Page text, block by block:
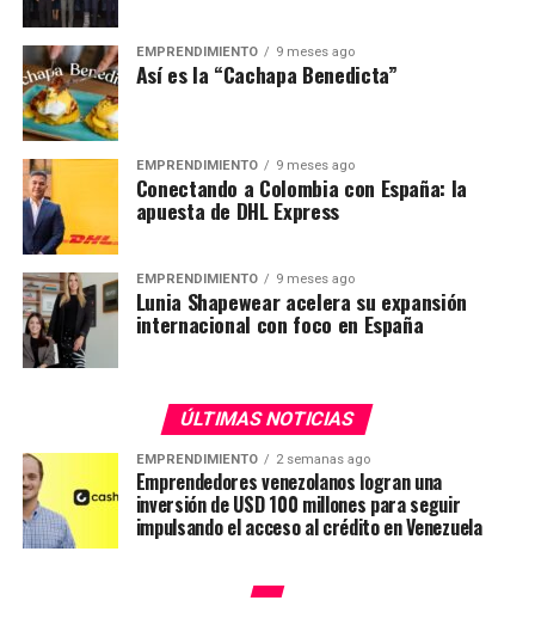
EMPRENDIMIENTO 9 meses ago
Así es la “Cachapa Benedicta”
EMPRENDIMIENTO 9 meses ago
Conectando a Colombia con España: la
apuesta de DHL Express
EMPRENDIMIENTO 9 meses ago
Lunia Shapewear acelera su expansión
internacional con foco en España
ÚLTIMAS NOTICIAS
EMPRENDIMIENTO 2 semanas ago
Emprendedores venezolanos logran una
inversión de USD 100 millones para seguir
impulsando el acceso al crédito en Venezuela